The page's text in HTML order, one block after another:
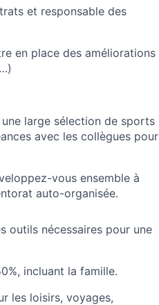
et responsable des
en place des améliorations
large sélection de sports
avec les collègues pour
vous ensemble à
auto-organisée.
outils nécessaires pour une
incluant la famille.
les loisirs, voyages,